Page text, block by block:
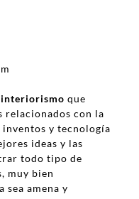
interiorismo que
relacionados con la
y tecnología
ideas y las
todo tipo de
muy bien
sea amena y